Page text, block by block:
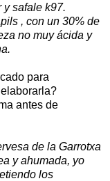
y safale k97.
, con un 30% de
no muy ácida y
para
antes de
de la Garrotxa
y ahumada, yo
los